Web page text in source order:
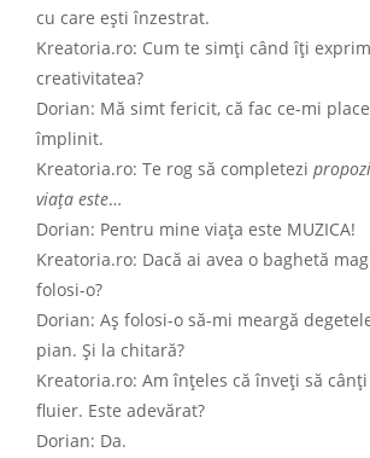
cu care ești înzestrat.
Kreatoria.ro: Cum te simți când îți
creativitatea?
Dorian: Mă simt fericit, că fac ce-mi
împlinit.
Kreatoria.ro: Te rog să completezi
viața este…
Dorian: Pentru mine viața este MUZICA!
Kreatoria.ro: Dacă ai avea o baghetă
folosi-o?
Dorian: Aș folosi-o să-mi meargă
pian. Și la chitară?
Kreatoria.ro: Am înțeles că înveți să
fluier. Este adevărat?
Dorian: Da.